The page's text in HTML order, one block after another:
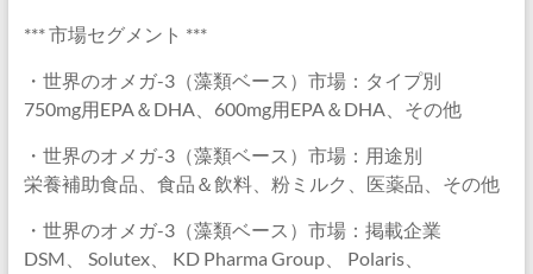
*** 市場セグメント ***
・世界のオメガ-3（藻類ベース）市場：タイプ別
750mg用EPA＆DHA、600mg用EPA＆DHA、その他
・世界のオメガ-3（藻類ベース）市場：用途別
栄養補助食品、食品＆飲料、粉ミルク、医薬品、その他
・世界のオメガ-3（藻類ベース）市場：掲載企業
DSM、 Solutex、 KD Pharma Group、 Polaris、